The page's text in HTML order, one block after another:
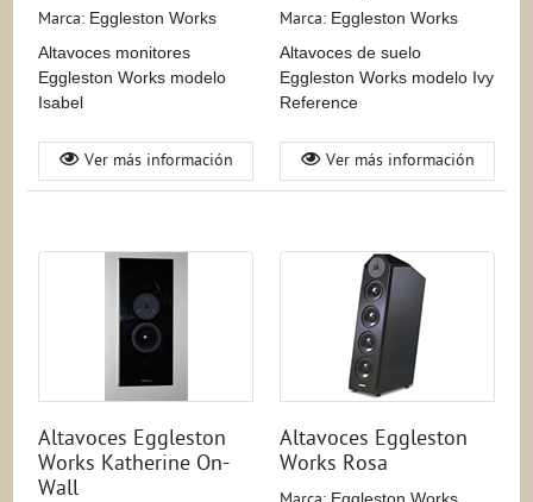
Marca: Eggleston Works
Altavoces monitores
Eggleston Works modelo
Isabel
Ver más información
Marca: Eggleston Works
Altavoces de suelo
Eggleston Works modelo Ivy
Reference
Ver más información
Altavoces Eggleston
Works Katherine On-
Wall
Altavoces Eggleston
Works Rosa
Eggleston Works